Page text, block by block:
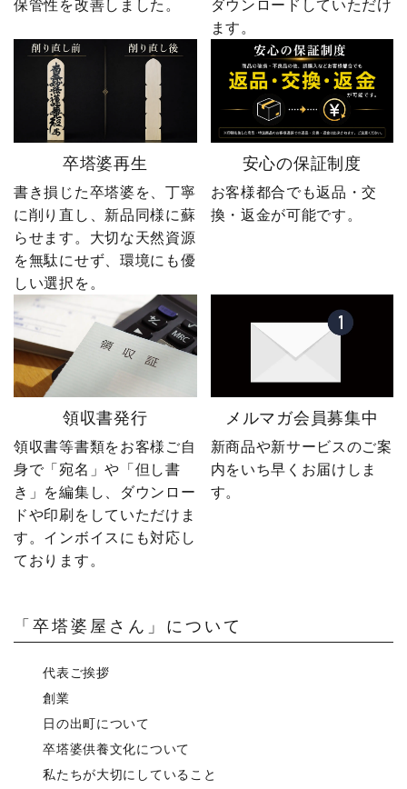
保管性を改善しました。
ダウンロードしていただけ
ます。
卒塔婆再生
書き損じた卒塔婆を、丁寧
に削り直し、新品同様に蘇
らせます。大切な天然資源
を無駄にせず、環境にも優
しい選択を。
安心の保証制度
お客様都合でも返品・交
換・返金が可能です。
領収書発行
領収書等書類をお客様ご自
身で「宛名」や「但し書
き」を編集し、ダウンロー
ドや印刷をしていただけま
す。インボイスにも対応し
ております。
メルマガ会員募集中
新商品や新サービスのご案
内をいち早くお届けしま
す。
「卒塔婆屋さん」について
代表ご挨拶
創業
日の出町について
卒塔婆供養文化について
私たちが大切にしていること